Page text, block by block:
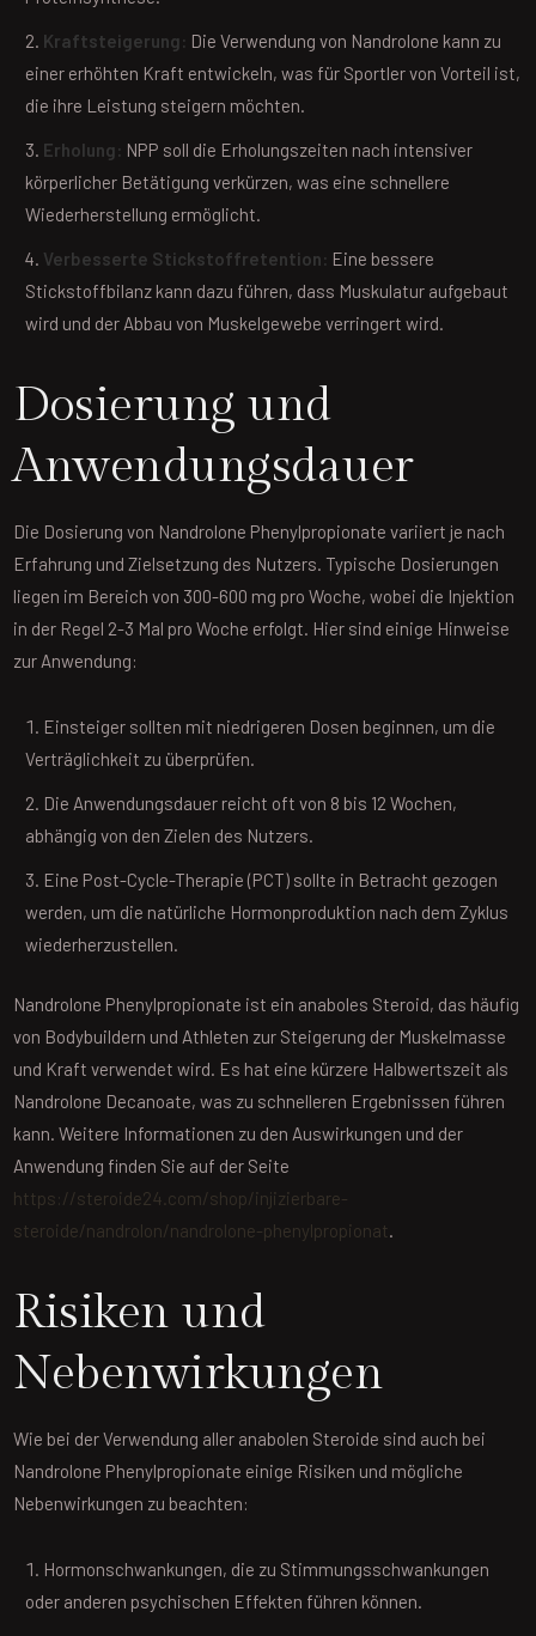
Kraftsteigerung: Die Verwendung von Nandrolone kann zu
einer erhöhten Kraft entwickeln, was für Sportler von Vorteil ist,
die ihre Leistung steigern möchten.
Erholung: NPP soll die Erholungszeiten nach intensiver
körperlicher Betätigung verkürzen, was eine schnellere
Wiederherstellung ermöglicht.
Verbesserte Stickstoffretention: Eine bessere
Stickstoffbilanz kann dazu führen, dass Muskulatur aufgebaut
wird und der Abbau von Muskelgewebe verringert wird.
Dosierung und
Anwendungsdauer
Die Dosierung von Nandrolone Phenylpropionate variiert je nach
Erfahrung und Zielsetzung des Nutzers. Typische Dosierungen
liegen im Bereich von 300-600 mg pro Woche, wobei die Injektion
in der Regel 2-3 Mal pro Woche erfolgt. Hier sind einige Hinweise
zur Anwendung:
Einsteiger sollten mit niedrigeren Dosen beginnen, um die
Verträglichkeit zu überprüfen.
Die Anwendungsdauer reicht oft von 8 bis 12 Wochen,
abhängig von den Zielen des Nutzers.
Eine Post-Cycle-Therapie (PCT) sollte in Betracht gezogen
werden, um die natürliche Hormonproduktion nach dem Zyklus
wiederherzustellen.
Nandrolone Phenylpropionate ist ein anaboles Steroid, das häufig
von Bodybuildern und Athleten zur Steigerung der Muskelmasse
und Kraft verwendet wird. Es hat eine kürzere Halbwertszeit als
Nandrolone Decanoate, was zu schnelleren Ergebnissen führen
kann. Weitere Informationen zu den Auswirkungen und der
Anwendung finden Sie auf der Seite
https://steroide24.com/shop/injizierbare-
steroide/nandrolon/nandrolone-phenylpropionat.
Risiken und
Nebenwirkungen
Wie bei der Verwendung aller anabolen Steroide sind auch bei
Nandrolone Phenylpropionate einige Risiken und mögliche
Nebenwirkungen zu beachten:
Hormonschwankungen, die zu Stimmungsschwankungen
oder anderen psychischen Effekten führen können.